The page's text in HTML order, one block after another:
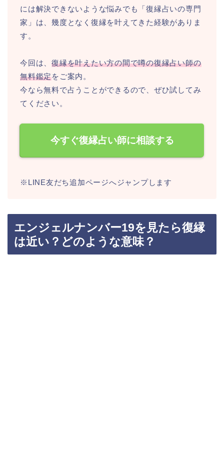
には解決できないような悩みでも「復縁占いの専門
家」は、幾度となく復縁を叶えてきた経験がありま
す。
今回は、復縁を叶えたい方の間で噂の復縁占い師の
無料鑑定をご案内。
今なら無料で占うことができるので、ぜひ試してみ
てください。
今すぐ復縁占い師に相談する
※LINE友だち追加ページへジャンプします
エンジェルナンバー19を見たら復縁
は近い？どのような意味？